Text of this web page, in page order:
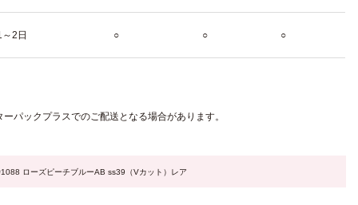
～2日 ○ ○ ○
パックプラスでのご配送となる場合があります。
ローズピーチブルーAB ss39（Vカット）レア